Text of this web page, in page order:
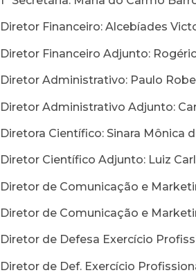
Diretor Financeiro: Alcebíades
Diretor Financeiro Adjunto:
Diretor Administrativo: Paulo
Diretor Administrativo Adjunto:
Diretora Científico: Sinara Mônica
Diretor Científico Adjunto: Luiz
Diretor de Comunicação e
Diretor de Comunicação e
Diretor de Defesa Exercício
Diretor de Def. Exercício